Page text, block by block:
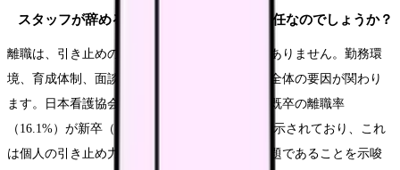
スタッフが辞めるのは師長である自分の責任なのでしょうか？
離職は、引き止めの巧拙だけで決まるものではありません。勤務環
境、育成体制、面談の仕組み、処遇など、組織全体の要因が関わり
ます。日本看護協会の調査でも、経験者である既卒の離職率
（16.1%）が新卒（8.4%）の約2倍に上ることが示されており、これ
は個人の引き止め力ではなく定着の仕組みの問題であることを示唆